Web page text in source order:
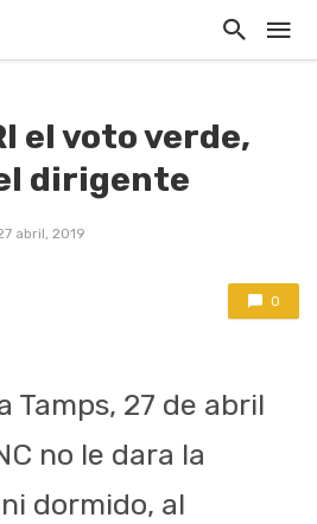
el voto verde,
dirigente
abril, 2019
0
Tamps, 27 de abril
no le dara la
dormido, al